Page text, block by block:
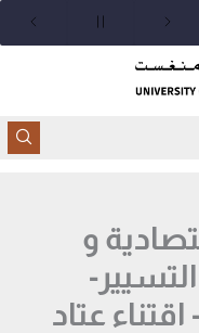
و
رقم 09 – اقتناء عتاد